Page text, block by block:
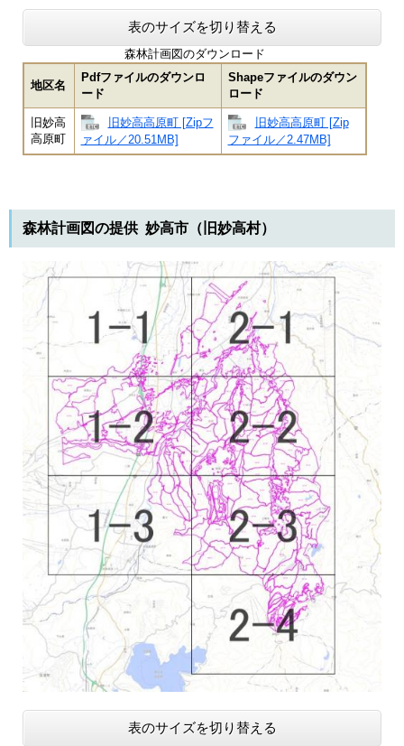
表のサイズを切り替える
森林計画図のダウンロード
地区名
Pdfファイルのダウンロ
ード
Shapeファイルのダウン
ロード
旧妙高
高原町
旧妙高高原町 [Zipフ
ァイル／20.51MB]
旧妙高高原町 [Zip
ファイル／2.47MB]
森林計画図の提供 妙高市（旧妙高村）
表のサイズを切り替える